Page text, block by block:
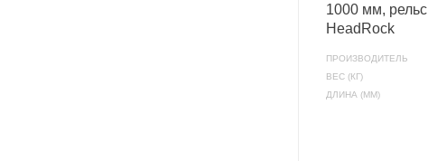
1000 мм, рельс
HeadRock
ПРОИЗВОДИТЕЛЬ
ВЕС (КГ)
ДЛИНА (ММ)